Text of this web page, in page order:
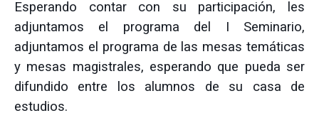
Esperando contar con su participación, les
adjuntamos el programa del I Seminario,
adjuntamos el programa de las mesas temáticas
y mesas magistrales, esperando que pueda ser
difundido entre los alumnos de su casa de
estudios.